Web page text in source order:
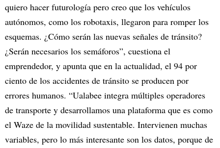
quiero hacer futurología pero creo que los vehículos
autónomos, como los robotaxis, llegaron para romper los
esquemas. ¿Cómo serán las nuevas señales de tránsito?
¿Serán necesarios los semáforos”, cuestiona el
emprendedor, y apunta que en la actualidad, el 94 por
ciento de los accidentes de tránsito se producen por
errores humanos. “Ualabee integra múltiples operadores
de transporte y desarrollamos una plataforma que es como
el Waze de la movilidad sustentable. Intervienen muchas
variables, pero lo más interesante son los datos, porque de